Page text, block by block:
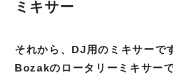
ミキサー
それから、DJ用のミキサーで
Bozakのロータリーミキサーで